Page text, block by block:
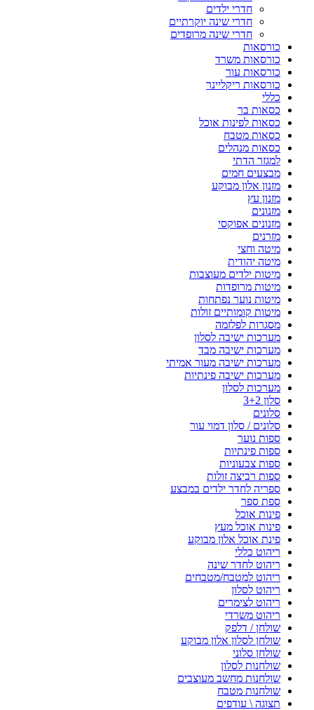
חדרי ילדים
חדרי שינה יוקרתיים
חדרי שינה מרופדים
כורסאות
כורסאות משרד
כורסאות עור
כורסאות ריקליינר
כללי
כסאות בר
כסאות לפינות אוכל
כסאות מטבח
כסאות מנהלים
למגזר הדתי
מבצעים חמים
מזנון אלון מבוקע
מזנון עץ
מזנונים
מזנונים אפוקסי
מזרנים
מיטה וחצי
מיטה יהודית
מיטות ילדים מעוצבות
מיטות מרופדות
מיטות נוער נפתחות
מיטות קומותיים זולות
מסגרות לפלזמה
מערכות ישיבה לסלון
מערכות ישיבה מבד
מערכות ישיבה מעור אמיתי
מערכות ישיבה פינתיות
מערכות לסלון
סלון 3+2
סלונים
סלונים / סלון דמוי עור
ספות נוער
ספות פינתיות
ספות צבעוניות
ספות רביצה זולות
ספריה לחדר ילדים במבצע
ספת ספר
פינות אוכל
פינות אוכל מעץ
פינת אוכל אלון מבוקע
ריהוט כללי
ריהוט לחדר שינה
ריהוט למטבח/מטבחים
ריהוט לסלון
ריהוט לצימרים
ריהוט משרדי
שולחן / דלפק
שולחן לסלון אלון מבוקע
שולחן סלוני
שולחנות לסלון
שולחנות מחשב מעוצבים
שולחנות מטבח
תצוגה \ עודפים